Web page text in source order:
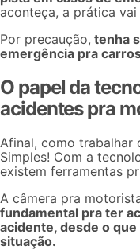
aconteça, a prática
Por precaução, tenha
emergência pra
O papel da
acidentes pra
Afinal, como trabalhar
Simples! Com a
existem ferramentas
A câmera pra
fundamental pra ter
acidente, desde o
situação.